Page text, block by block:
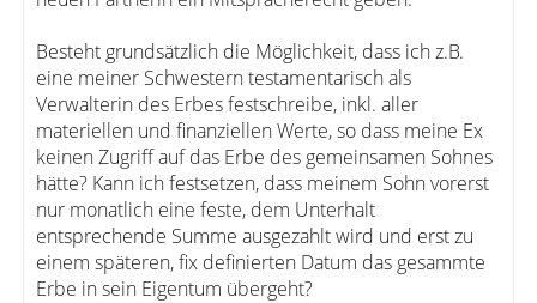
Besteht grundsätzlich die Möglichkeit, dass ich z.B.
eine meiner Schwestern testamentarisch als
Verwalterin des Erbes festschreibe, inkl. aller
materiellen und finanziellen Werte, so dass meine Ex
keinen Zugriff auf das Erbe des gemeinsamen Sohnes
hätte? Kann ich festsetzen, dass meinem Sohn vorerst
nur monatlich eine feste, dem Unterhalt
entsprechende Summe ausgezahlt wird und erst zu
einem späteren, fix definierten Datum das gesammte
Erbe in sein Eigentum übergeht?